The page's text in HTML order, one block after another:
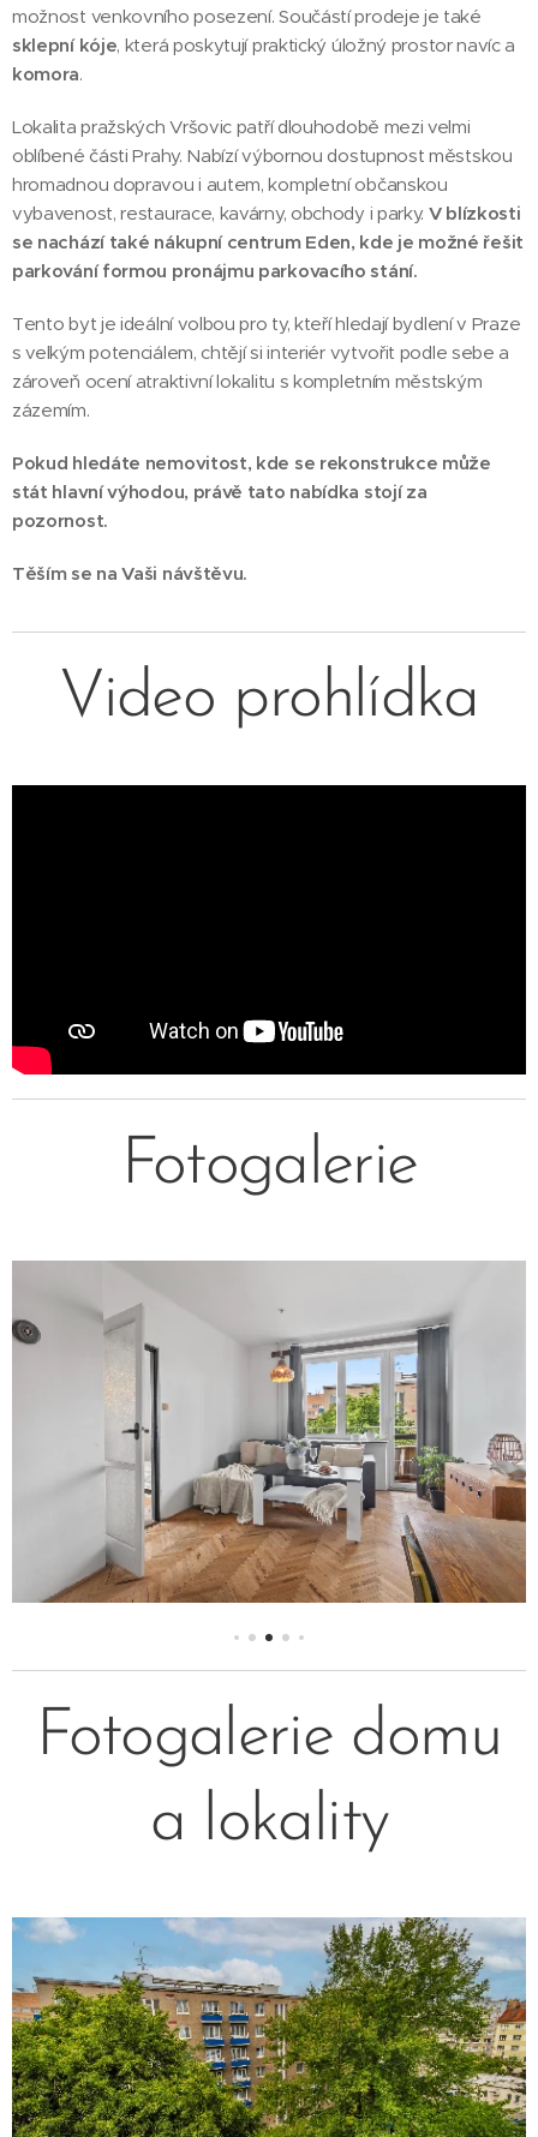
možnost venkovního posezení. Součástí prodeje je také
sklepní kóje, která poskytují praktický úložný prostor navíc a
komora.
Lokalita pražských Vršovic patří dlouhodobě mezi velmi
oblíbené části Prahy. Nabízí výbornou dostupnost městskou
hromadnou dopravou i autem, kompletní občanskou
vybavenost, restaurace, kavárny, obchody i parky. V blízkosti
se nachází také nákupní centrum Eden, kde je možné řešit
parkování formou pronájmu parkovacího stání.
Tento byt je ideální volbou pro ty, kteří hledají bydlení v Praze
s velkým potenciálem, chtějí si interiér vytvořit podle sebe a
zároveň ocení atraktivní lokalitu s kompletním městským
zázemím.
Pokud hledáte nemovitost, kde se rekonstrukce může
stát hlavní výhodou, právě tato nabídka stojí za
pozornost.
Těším se na Vaši návštěvu.
Video prohlídka
Fotogalerie
Fotogalerie domu
a lokality